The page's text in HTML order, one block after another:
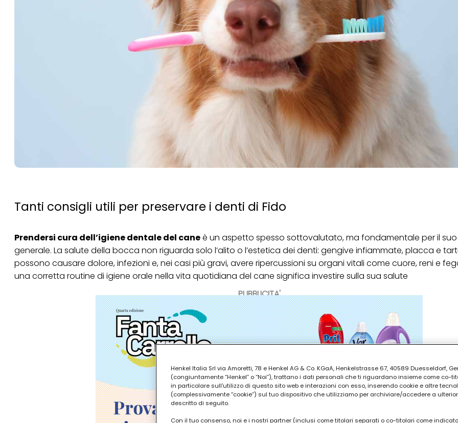
Tanti consigli utili per preservare i denti di Fido
PUBBLICITA'
Prendersi cura dell’igiene dentale del caneè un aspetto spesso sottovalutato, ma fondamentale per il suo
generale. La salute della bocca non riguarda solo l’alito o l’estetica dei denti: gengive infiammate, placca e
possono causare dolore, infezioni e, nei casi più gravi, avere ripercussioni su organi vitali come cuore, reni e
una corretta routine di igiene orale nella vita quotidiana del cane significa investire sulla sua salute
Henkel Italia Srl via Amoretti, 78 e Henkel AG & Co. KGaA, Henkelstrasse 67, 40589 Duesseldorf,
(congiuntamente “Henkel” o “Noi”), trattano i dati personali che ti riguardano insieme come co-
in particolare sull'utilizzo di questo sito web e interazioni con esso, inserendo cookie e altre
(complessivamente “cookie”) sul tuo dispositivo che utilizziamo per archiviare/accedere a
descritto di seguito.
Con il tuo consenso, noi e i nostri partner (inclusi come titolari separati o co-titolari come